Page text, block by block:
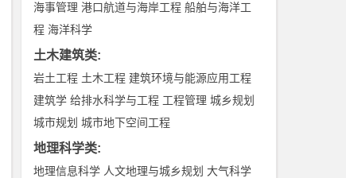
海事管理 港口航道与海岸工程 船舶与海洋工
程 海洋科学
土木建筑类:
岩土工程 土木工程 建筑环境与能源应用工程
建筑学 给排水科学与工程 工程管理 城乡规划
城市规划 城市地下空间工程
地理科学类:
地理信息科学 人文地理与城乡规划 大气科学